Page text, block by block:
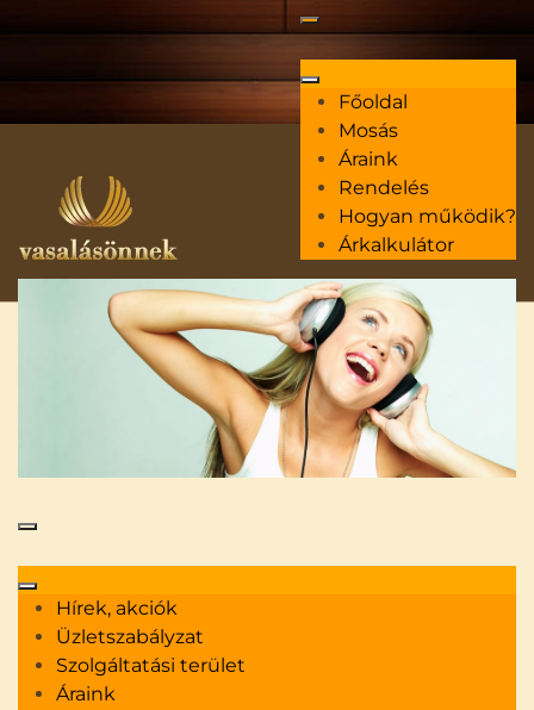
Főoldal
Mosás
Áraink
Rendelés
Hogyan működik?
Árkalkulátor
Vasalás helyett kapcsolódjon ki!
Vasaltasson velünk!
Hírek, akciók
Üzletszabályzat
Szolgáltatási terület
Áraink